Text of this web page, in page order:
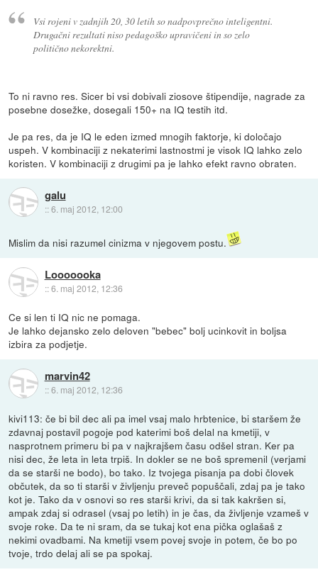
Vsi rojeni v zadnjih 20, 30 letih so nadpovprečno inteligentni.
Drugačni rezultati niso pedagoško upravičeni in so zelo
politično nekorektni.
To ni ravno res. Sicer bi vsi dobivali ziosove štipendije, nagrade za
posebne dosežke, dosegali 150+ na IQ testih itd.
Je pa res, da je IQ le eden izmed mnogih faktorje, ki določajo
uspeh. V kombinaciji z nekaterimi lastnostmi je visok IQ lahko zelo
koristen. V kombinaciji z drugimi pa je lahko efekt ravno obraten.
galu
::6. maj 2012, 12:00
Mislim da nisi razumel cinizma v njegovem postu.
Looooooka
::6. maj 2012, 12:36
Ce si len ti IQ nic ne pomaga.
Je lahko dejansko zelo deloven "bebec" bolj ucinkovit in boljsa
izbira za podjetje.
marvin42
::6. maj 2012, 12:36
kivi113: če bi bil dec ali pa imel vsaj malo hrbtenice, bi staršem že
zdavnaj postavil pogoje pod katerimi boš delal na kmetiji, v
nasprotnem primeru bi pa v najkrajšem času odšel stran. Ker pa
nisi dec, že leta in leta trpiš. In dokler se ne boš spremenil (verjami
da se starši ne bodo), bo tako. Iz tvojega pisanja pa dobi človek
občutek, da so ti starši v življenju preveč popuščali, zdaj pa je tako
kot je. Tako da v osnovi so res starši krivi, da si tak kakršen si,
ampak zdaj si odrasel (vsaj po letih) in je čas, da življenje vzameš v
svoje roke. Da te ni sram, da se tukaj kot ena pička oglašaš z
nekimi ovadbami. Na kmetiji vsem povej svoje in potem, če bo po
tvoje, trdo delaj ali se pa spokaj.